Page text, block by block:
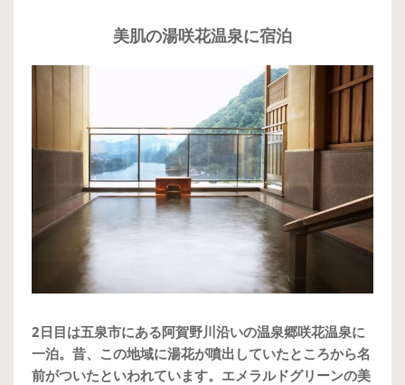
美肌の湯咲花温泉に宿泊
2日目は五泉市にある阿賀野川沿いの温泉郷咲花温泉に
一泊。昔、この地域に湯花が噴出していたところから名
前がついたといわれています。エメラルドグリーンの美